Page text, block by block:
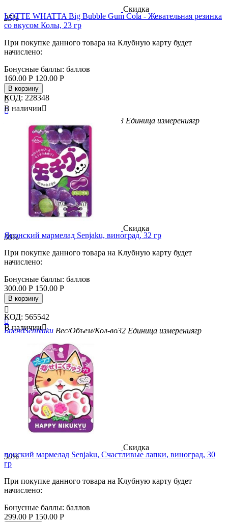
Скидка
25%
LOTTE WHATTA Big Bubble Gum Cola - Жевательная резинка
со вкусом Колы, 23 гр
При покупке данного товара на Клубную карту будет
начислено:
Бонусные баллы: баллов
160.00 Р 120.00 Р
В корзину


23 Единица измерениягр
КОД: 228348
В наличии
Скидка
50%
Японский мармелад Senjaku, виноград, 32 гр
При покупке данного товара на Клубную карту будет
начислено:
Бонусные баллы: баллов
300.00 Р 150.00 Р
В корзину


БрендSenjyaku Вес/Объем/Кол-во32 Единица измерениягр
КОД: 565542
В наличии
Скидка
50%
понский мармелад Senjaku, Счастливые лапки, виноград, 30
гр
При покупке данного товара на Клубную карту будет
начислено:
Бонусные баллы: баллов
299.00 Р 150.00 Р